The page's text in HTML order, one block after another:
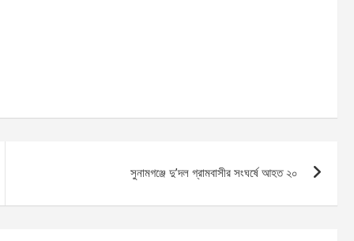
সুনামগঞ্জে দু’দল গ্রামবাসীর সংঘর্ষে আহত ২০